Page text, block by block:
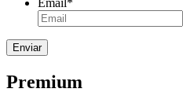
Email*
Premium